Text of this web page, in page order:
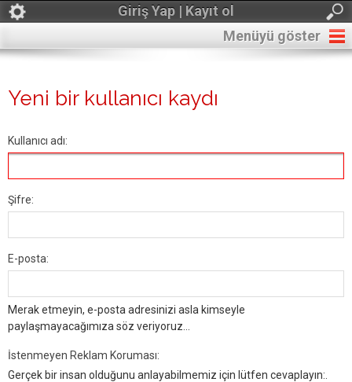
Giriş Yap | Kayıt ol
Menüyü göster
Yeni bir kullanıcı kaydı
Kullanıcı adı:
Şifre:
E-posta:
Merak etmeyin, e-posta adresinizi asla kimseyle
paylaşmayacağımıza söz veriyoruz...
İstenmeyen Reklam Koruması:
Gerçek bir insan olduğunu anlayabilmemiz için lütfen cevaplayın:.